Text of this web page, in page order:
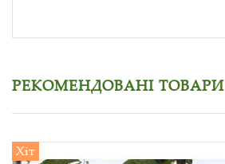
РЕКОМЕНДОВАНІ ТОВАРИ
Хіт